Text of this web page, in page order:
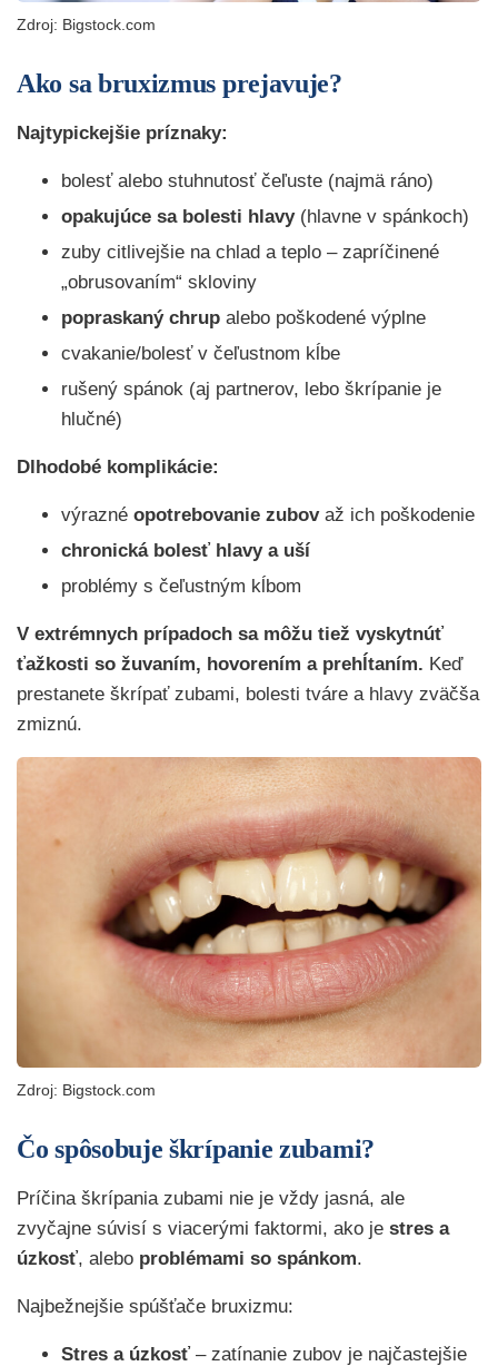
Zdroj: Bigstock.com
Ako sa bruxizmus prejavuje?
Najtypickejšie príznaky:
bolesť alebo stuhnutosť čeľuste (najmä ráno)
opakujúce sa bolesti hlavy(hlavne v spánkoch)
zuby citlivejšie na chlad a teplo – zapríčinené
„obrusovaním“ skloviny
popraskaný chrup alebo poškodené výplne
cvakanie/bolesť v čeľustnom kĺbe
rušený spánok (aj partnerov, lebo škrípanie je
hlučné)
Dlhodobé komplikácie:
výrazné opotrebovanie zubov až ich poškodenie
chronická bolesť hlavy a uší
problémy s čeľustným kĺbom
V extrémnych prípadoch sa môžu tiež vyskytnúť
ťažkosti so žuvaním, hovorením a prehĺtaním. Keď
prestanete škrípať zubami, bolesti tváre a hlavy zväčša
zmiznú.
Zdroj: Bigstock.com
Čo spôsobuje škrípanie zubami?
Príčina škrípania zubami nie je vždy jasná, ale
zvyčajne súvisí s viacerými faktormi, ako je stres a
úzkosť, alebo problémami so spánkom.
Najbežnejšie spúšťače bruxizmu:
Stres a úzkosť – zatínanie zubov je najčastejšie